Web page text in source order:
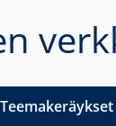
Teemakeräykset